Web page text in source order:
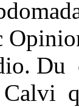
Du
Calvi